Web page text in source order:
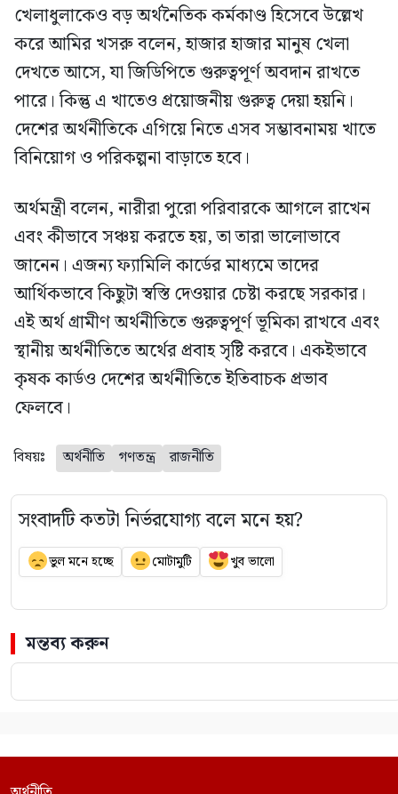
খেলাধুলাকেও বড় অর্থনৈতিক কর্মকাণ্ড হিসেবে উল্লেখ
করে আমির খসরু বলেন, হাজার হাজার মানুষ খেলা
দেখতে আসে, যা জিডিপিতে গুরুত্বপূর্ণ অবদান রাখতে
পারে। কিন্তু এ খাতেও প্রয়োজনীয় গুরুত্ব দেয়া হয়নি।
দেশের অর্থনীতিকে এগিয়ে নিতে এসব সম্ভাবনাময় খাতে
বিনিয়োগ ও পরিকল্পনা বাড়াতে হবে।
অর্থমন্ত্রী বলেন, নারীরা পুরো পরিবারকে আগলে রাখেন
এবং কীভাবে সঞ্চয় করতে হয়, তা তারা ভালোভাবে
জানেন। এজন্য ফ্যামিলি কার্ডের মাধ্যমে তাদের
আর্থিকভাবে কিছুটা স্বস্তি দেওয়ার চেষ্টা করছে সরকার।
এই অর্থ গ্রামীণ অর্থনীতিতে গুরুত্বপূর্ণ ভূমিকা রাখবে এবং
স্থানীয় অর্থনীতিতে অর্থের প্রবাহ সৃষ্টি করবে। একইভাবে
কৃষক কার্ডও দেশের অর্থনীতিতে ইতিবাচক প্রভাব
ফেলবে।
বিষয়ঃ অর্থনীতি গণতন্ত্র রাজনীতি
সংবাদটি কতটা নির্ভরযোগ্য বলে মনে হয়?
ভুল মনে হচ্ছে মোটামুটি খুব ভালো
মন্তব্য করুন